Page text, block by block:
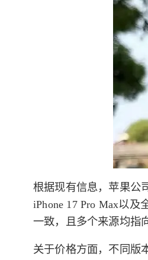
根据现有信息，苹果公
iPhone 17 Pro Max以
一致，且多个来源均指
关于价格方面，不同版